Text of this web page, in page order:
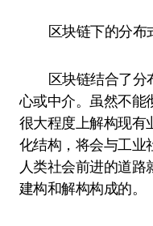
区块链下的分布
区块链结合了分
心或中介。虽然不能
很大程度上解构现有
化结构，将会与工业
人类社会前进的道路
建构和解构构成的。